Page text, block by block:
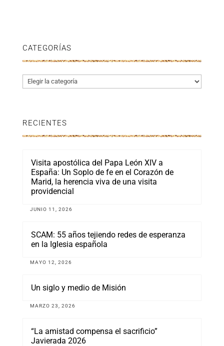
CATEGORÍAS
Categorías
RECIENTES
Visita apostólica del Papa León XIV a
España: Un Soplo de fe en el Corazón de
Marid, la herencia viva de una visita
providencial
JUNIO 11, 2026
SCAM: 55 años tejiendo redes de esperanza
en la Iglesia española
MAYO 12, 2026
Un siglo y medio de Misión
MARZO 23, 2026
“La amistad compensa el sacrificio”
Javierada 2026